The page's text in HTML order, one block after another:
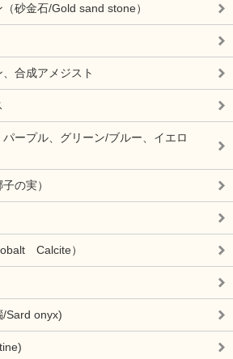
砂金石/Gold sand stone）
合成アメジスト
ープル、グリーン/ブルー、イエロ
の実）
Calcite）
/Sard onyx)